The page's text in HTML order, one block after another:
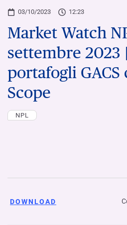
03/10/2023 12:23
Market Watch
settembre 2023
portafogli
Scope
NPL
DOWNLOAD